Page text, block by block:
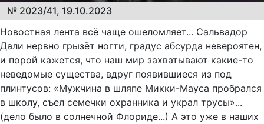
№ 2023/41, 19.10.2023
Новостная лента всё чаще ошеломляет... Сальвадор
Дали нервно грызёт ногти, градус абсурда невероятен,
и порой кажется, что наш мир захватывают какие-то
неведомые существа, вдруг появившиеся из под
плинтусов: «Мужчина в шляпе Микки-Мауса пробрался
в школу, съел семечки охранника и украл трусы»...
(дело было в солнечной Флориде...) А это уже в наших